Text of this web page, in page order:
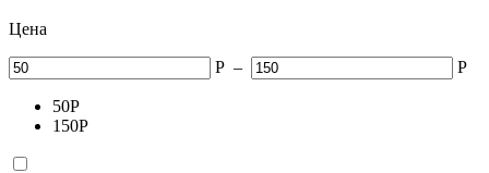
Цена
Р – Р
50Р
150Р